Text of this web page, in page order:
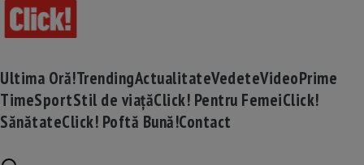
Ultima Oră!TrendingActualitateVedeteVideoPrime
TimeSportStil de viațăClick! Pentru FemeiClick!
SănătateClick! Poftă Bună!Contact